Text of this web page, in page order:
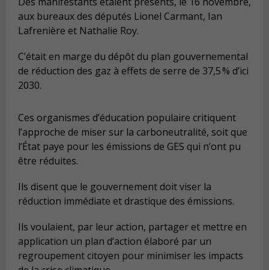
aux bureaux des députés Lionel Carmant, Ian
Lafrenière et Nathalie Roy.
C’était en marge du dépôt du plan gouvernemental
de réduction des gaz à effets de serre de 37,5 % d’ici
2030.
Ces organismes d’éducation populaire critiquent
l’approche de miser sur la carboneutralité, soit que
l’État paye pour les émissions de GES qui n’ont pu
être réduites.
Ils disent que le gouvernement doit viser la
réduction immédiate et drastique des émissions.
Ils voulaient, par leur action, partageret mettre en
application un plan d’action élaboré par un
regroupement citoyen pour minimiser les impacts